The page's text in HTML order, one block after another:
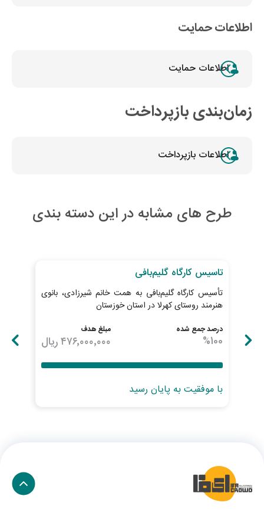
اطلاعات حمایت
اطلاعات حمایت
زمان‌بندی بازپرداخت
اطلاعات بازپرداخت
طرح های مشابه در این دسته بندی
تاسيس کارگاه گلیم‌بافی
تأسیس کارگاه گلیم‌بافی به همت خانم شیرزادی، بانوی
هنرمند روستای کهرلا در استان خوزستان
درصد جمع شده
%100
مبلغ هدف
۴۷۶٬۰۰۰٬۰۰۰ریال
با موفقیت به پایان رسید